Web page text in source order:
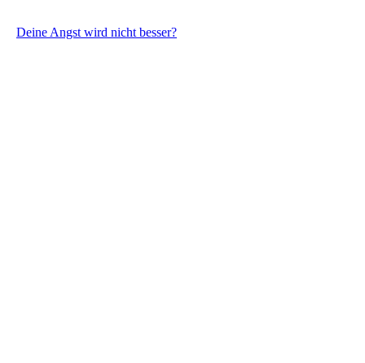
Deine Angst wird nicht besser?